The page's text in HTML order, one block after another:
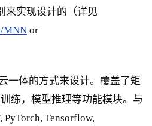
来实现设计的（详见
MNN or
一体的方式来设计。覆盖了矩
练，模型推理等功能模块。与
PyTorch, Tensorflow,